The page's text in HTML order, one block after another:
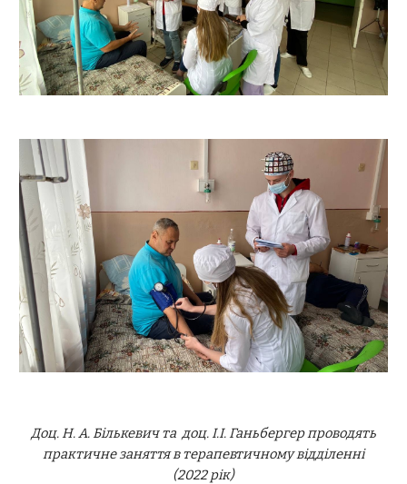
Доц. Н. А. Бількевич та доц. І.І. Ганьбергер проводять
практичне заняття в терапевтичному відділенні
(2022 рік)